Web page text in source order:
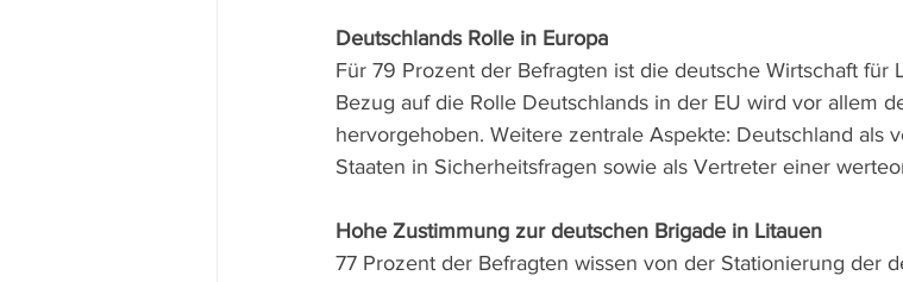
Deutschlands Rolle in Europa
Für 79 Prozent der Befragten ist die deutsche Wirtschaft für
Bezug auf die Rolle Deutschlands in der EU wird vor allem
hervorgehoben. Weitere zentrale Aspekte: Deutschland als
Staaten in Sicherheitsfragen sowie als Vertreter einer
Hohe Zustimmung zur deutschen Brigade in Litauen
77 Prozent der Befragten wissen von der Stationierung der